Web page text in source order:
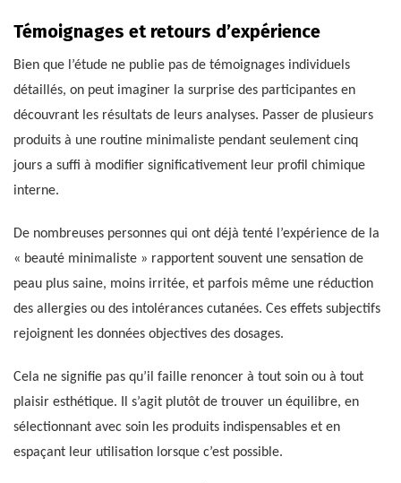
Témoignages et retours d’expérience
Bien que l’étude ne publie pas de témoignages individuels
détaillés, on peut imaginer la surprise des participantes en
découvrant les résultats de leurs analyses. Passer de plusieurs
produits à une routine minimaliste pendant seulement cinq
jours a suffi à modifier significativement leur profil chimique
interne.
De nombreuses personnes qui ont déjà tenté l’expérience de la
« beauté minimaliste » rapportent souvent une sensation de
peau plus saine, moins irritée, et parfois même une réduction
des allergies ou des intolérances cutanées. Ces effets subjectifs
rejoignent les données objectives des dosages.
Cela ne signifie pas qu’il faille renoncer à tout soin ou à tout
plaisir esthétique. Il s’agit plutôt de trouver un équilibre, en
sélectionnant avec soin les produits indispensables et en
espaçant leur utilisation lorsque c’est possible.